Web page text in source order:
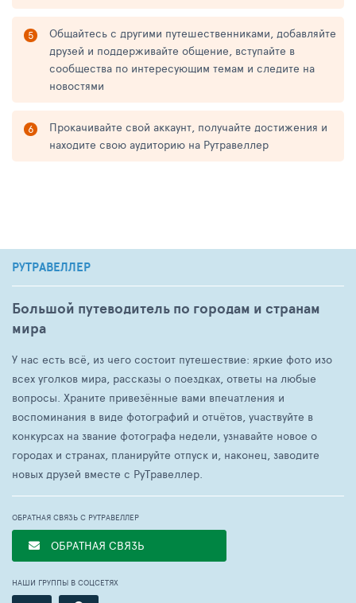
Общайтесь с другими путешественниками, добавляйте
друзей и поддерживайте общение, вступайте в
сообщества по интересующим темам и следите на
новостями
Прокачивайте свой аккаунт, получайте достижения и
находите свою аудиторию на Рутравеллер
РУТРАВЕЛЛЕР
Большой путеводитель по городам и странам
мира
У нас есть всё, из чего состоит путешествие: яркие фото изо
всех уголков мира, рассказы о поездках, ответы на любые
вопросы. Храните привезённые вами впечатления и
воспоминания в виде фотографий и отчётов, участвуйте в
конкурсах на звание фотографа недели, узнавайте новое о
городах и странах, планируйте отпуск и, наконец, заводите
новых друзей вместе с РуТравеллер.
ОБРАТНАЯ СВЯЗЬ С РУТРАВЕЛЛЕР
ОБРАТНАЯ СВЯЗЬ
НАШИ ГРУППЫ В СОЦСЕТЯХ